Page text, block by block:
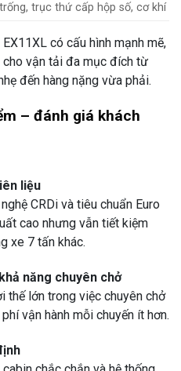
trục thứ cấp hộp số, cơ khí
có cấu hình mạnh mẽ,
cho vận tải đa mục đích từ
đến hàng nặng vừa phải.
– đánh giá khách
liệu
CRDi và tiêu chuẩn Euro
cao nhưng vẫn tiết kiệm
xe 7 tấn khác.
năng chuyên chở
thế lớn trong việc chuyên chở
vận hành mỗi chuyến ít hơn.